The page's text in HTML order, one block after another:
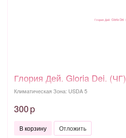
Глория Дей. Gloria Dei. (ЧГ)
Климатическая Зона: USDA 5
300 p
В корзину Отложить